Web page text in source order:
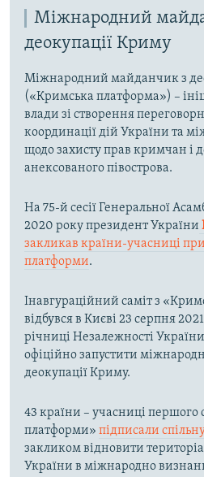
Міжнародний
деокупації Криму
Міжнародний майданчик з
(«Кримська платформа») –
влади зі створення
координації дій України та
щодо захисту прав кримчан і
анексованого півострова.
На 75-й сесії Генеральної
2020 року президент України
закликав країни-учасниці
платформи.
Інавгураційний саміт з
відбувся в Києві 23 серпня
річниці Незалежності
офіційно запустити
деокупації Криму.
43 країни – учасниці першого
платформи» підписали
закликом відновити
України в міжнародно